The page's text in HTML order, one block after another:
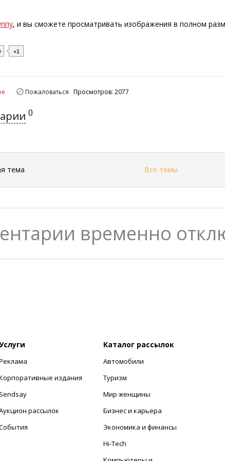
, и вы сможете просматривать изображения в полном
+1
Пожаловаться Просмотров: 2077
0
тема Все темы
временно
издания
Sendsay
рассылок
Каталог рассылок
Автомобили
Туризм
Мир женщины
Бизнес и карьера
Экономика и финансы
Hi-Tech